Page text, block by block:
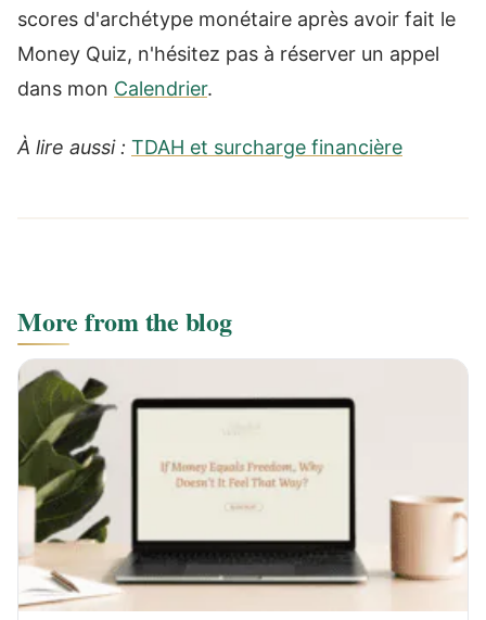
scores d'archétype monétaire après avoir fait le
Money Quiz, n'hésitez pas à réserver un appel
dans mon Calendrier.
À lire aussi : TDAH et surcharge financière
More from the blog